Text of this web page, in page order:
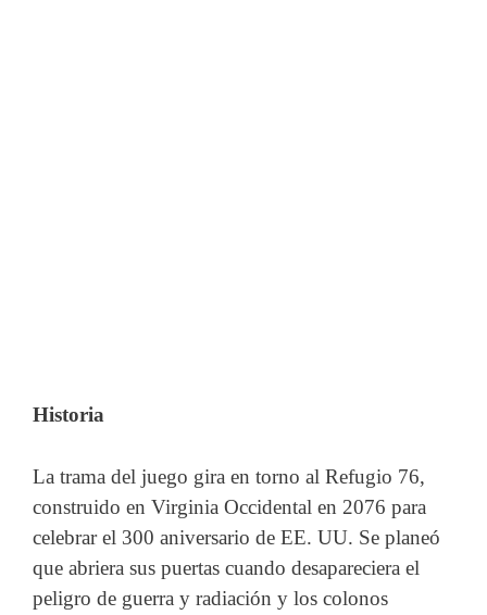
Historia
La trama del juego gira en torno al Refugio 76,
construido en Virginia Occidental en 2076 para
celebrar el 300 aniversario de EE. UU. Se planeó
que abriera sus puertas cuando desapareciera el
peligro de guerra y radiación y los colonos